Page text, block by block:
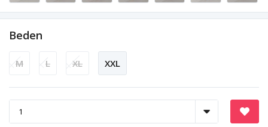
Beden
M L XL XXL